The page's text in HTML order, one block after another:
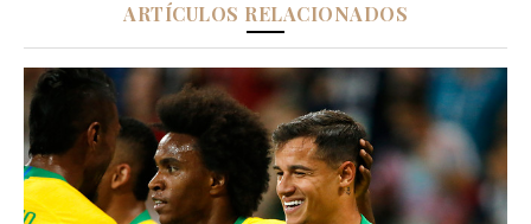
ARTÍCULOS RELACIONADOS